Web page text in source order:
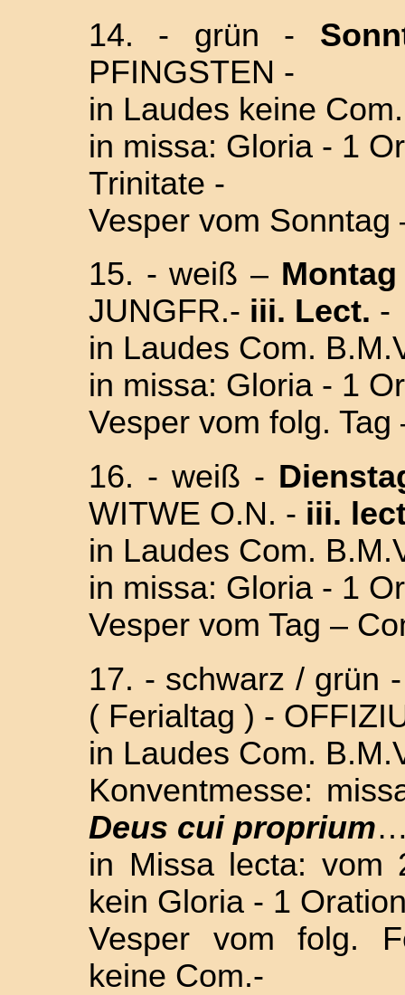
14. - grün -
PFINGSTEN -
in Laudes keine
in missa: Gloria - 1
Trinitate -
Vesper vom Sonntag
15. - weiß – Montag
JUNGFR.- iii. Lect. -
in Laudes Com.
in missa: Gloria - 1
Vesper vom folg. Tag
16. - weiß -
WITWE O.N. - iii.
in Laudes Com.
in missa: Gloria - 1
Vesper vom Tag –
17. - schwarz / grün
( Ferialtag ) -
in Laudes Com.
Konventmesse:
Deus cui proprium
in Missa lecta: vom
kein Gloria - 1
Vesper vom folg.
keine Com.-